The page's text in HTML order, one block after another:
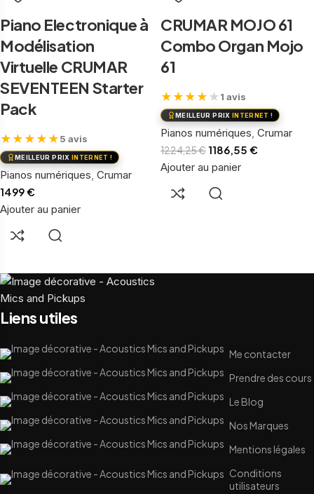
Piano Electronique à
Modélisation
Virtuelle CRUMAR
SEVENTEEN Starter
Pack
★ ★ ★ ★ ★5 avis
MEILLEUR PRIX INTERNET !
Pianos numériques, Crumar
1499€
Ajouter au panier
CRUMAR MOJO 61
Combo Organ Mojo
61
★ ★ ★ ★ ★ 1 avis
MEILLEUR PRIX INTERNET !
Pianos numériques, Crumar
1224,25€1186,55 €
Ajouter au panier
Liens utiles
Me contacter
Prendre des cours
Le Blog
Nos Marques
Mentions légales
Conditions
utilisateurs